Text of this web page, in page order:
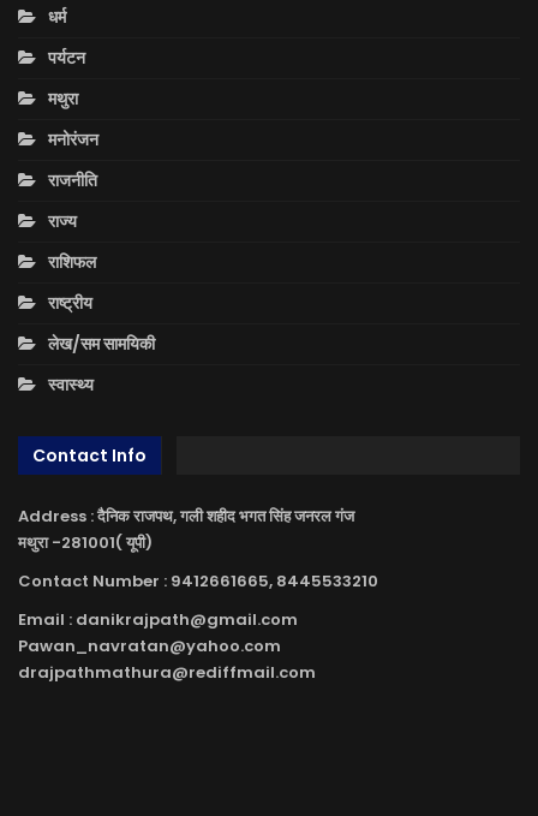
धर्म
पर्यटन
मथुरा
मनोरंजन
राजनीति
राज्य
राशिफल
राष्ट्रीय
लेख/सम सामयिकी
स्वास्थ्य
Contact Info
Address : दैनिक राजपथ, गली शहीद भगत सिंह जनरल गंज
मथुरा -281001( यूपी)
Contact Number : 9412661665, 8445533210
Email : danikrajpath@gmail.com
Pawan_navratan@yahoo.com
drajpathmathura@rediffmail.com